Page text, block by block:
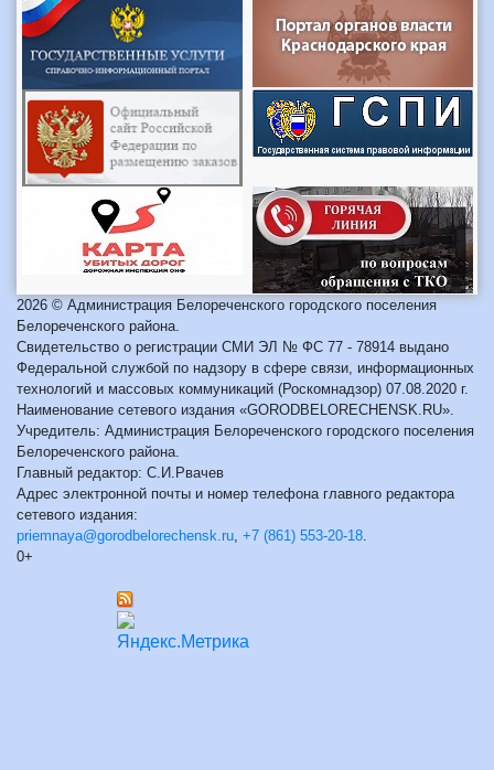
2026 © Администрация Белореченского городского поселения
Белореченского района.
Свидетельство о регистрации СМИ ЭЛ № ФС 77 - 78914 выдано
Федеральной службой по надзору в сфере связи, информационных
технологий и массовых коммуникаций (Роскомнадзор) 07.08.2020 г.
Наименование сетевого издания «GORODBELORECHENSK.RU».
Учредитель: Администрация Белореченского городского поселения
Белореченского района.
Главный редактор: С.И.Рвачев
Адрес электронной почты и номер телефона главного редактора
сетевого издания:
priemnaya@gorodbelorechensk.ru, +7 (861) 553-20-18.
0+